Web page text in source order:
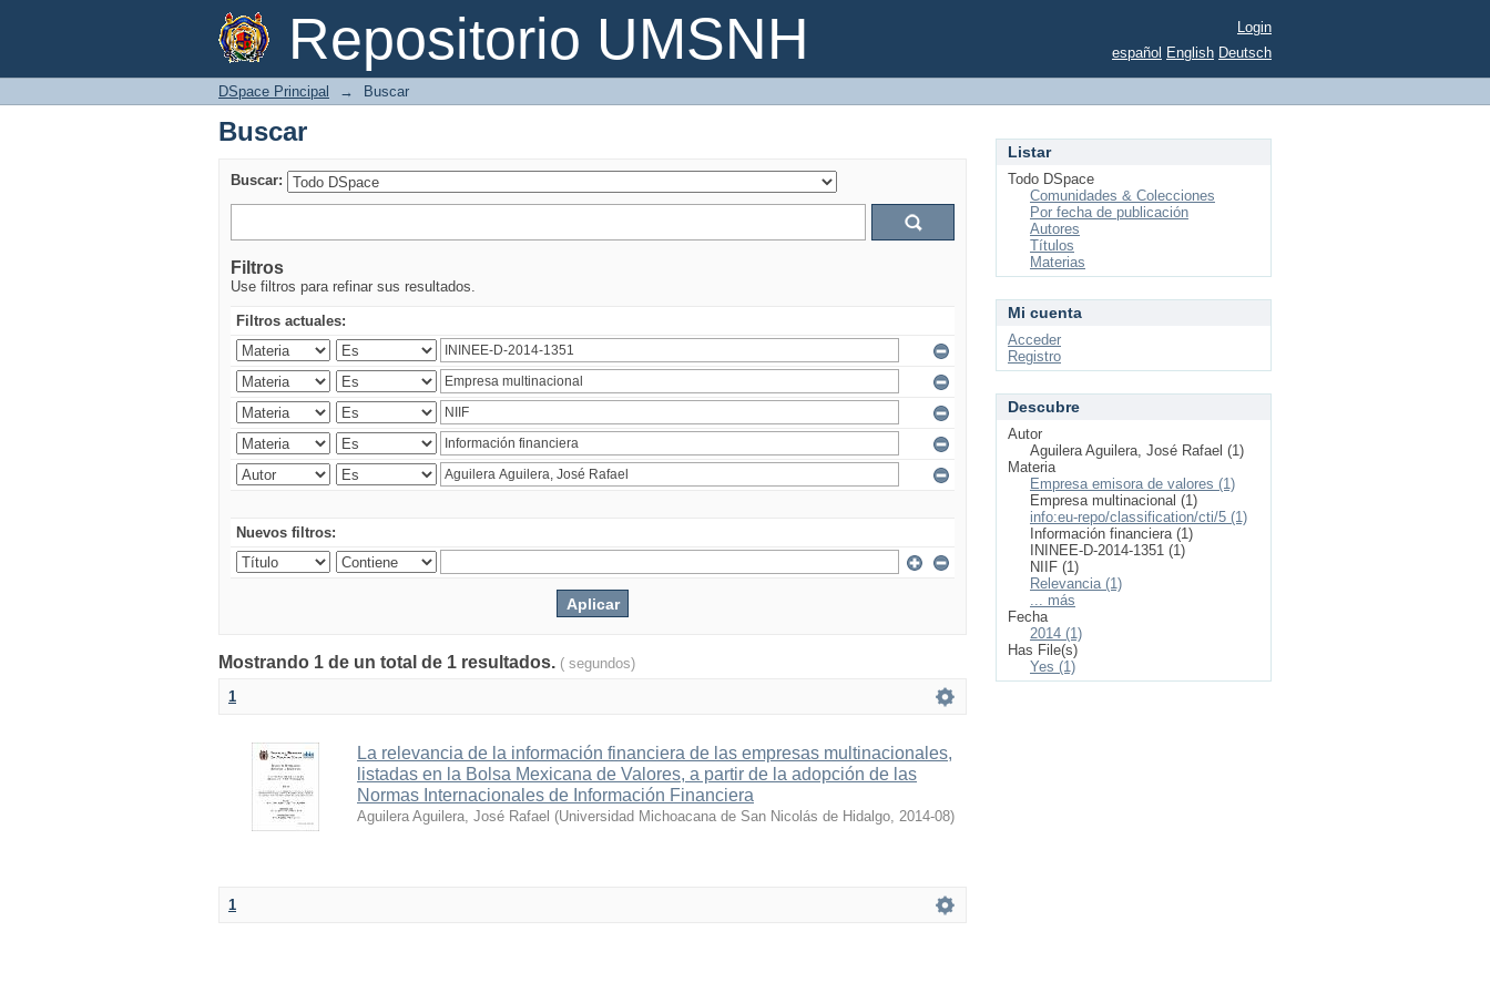
Repositorio UMSNH
Buscar
Login
español English Deutsch
DSpace Principal → Buscar
Buscar
Buscar:
Filtros
Use filtros para refinar sus resultados.
Filtros actuales:
Nuevos filtros:
Mostrando 1 de un total de 1 resultados. ( segundos)
1
La relevancia de la información financiera de las empresas multinacionales,
listadas en la Bolsa Mexicana de Valores, a partir de la adopción de las
Normas Internacionales de Información Financiera
Aguilera Aguilera, José Rafael (Universidad Michoacana de San Nicolás de Hidalgo, 2014-08)
1
Listar
Todo DSpace
Comunidades & Colecciones
Por fecha de publicación
Autores
Títulos
Materias
Mi cuenta
Acceder
Registro
Descubre
Autor
Aguilera Aguilera, José Rafael (1)
Materia
Empresa emisora de valores (1)
Empresa multinacional (1)
info:eu-repo/classification/cti/5 (1)
Información financiera (1)
ININEE-D-2014-1351 (1)
NIIF (1)
Relevancia (1)
... más
Fecha
2014 (1)
Has File(s)
Yes (1)